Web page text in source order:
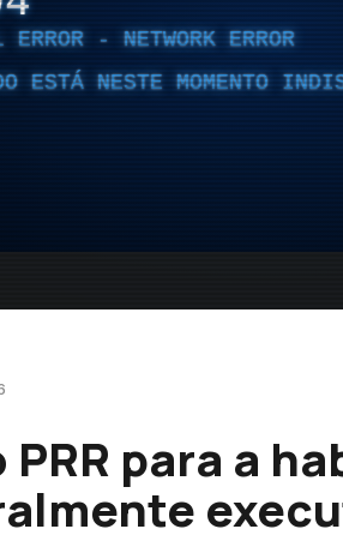
- NETWORK ERROR
ESTÁ NESTE MOMENTO
PRR para a